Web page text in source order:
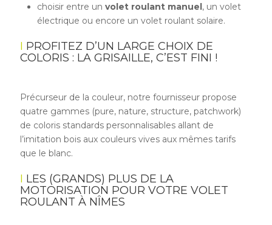
choisir entre un volet roulant manuel, un volet
électrique ou encore un volet roulant solaire.
PROFITEZ D’UN LARGE CHOIX DE
COLORIS : LA GRISAILLE, C’EST FINI !
Précurseur de la couleur, notre fournisseur propose
quatre gammes (pure, nature, structure, patchwork)
de coloris standards personnalisables allant de
l’imitation bois aux couleurs vives aux mêmes tarifs
que le blanc.
LES (GRANDS) PLUS DE LA
MOTORISATION POUR VOTRE VOLET
ROULANT À NÎMES